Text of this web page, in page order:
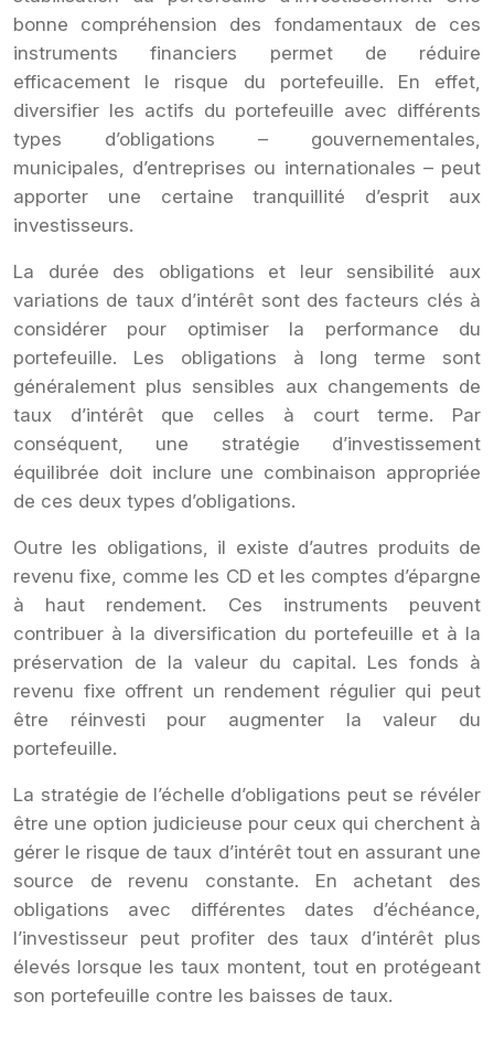
bonne compréhension des fondamentaux de ces
instruments financiers permet de réduire
efficacement le risque du portefeuille. En effet,
diversifier les actifs du portefeuille avec différents
types d’obligations – gouvernementales,
municipales, d’entreprises ou internationales – peut
apporter une certaine tranquillité d’esprit aux
investisseurs.
La durée des obligations et leur sensibilité aux
variations de taux d’intérêt sont des facteurs clés à
considérer pour optimiser la performance du
portefeuille. Les obligations à long terme sont
généralement plus sensibles aux changements de
taux d’intérêt que celles à court terme. Par
conséquent, une stratégie d’investissement
équilibrée doit inclure une combinaison appropriée
de ces deux types d’obligations.
Outre les obligations, il existe d’autres produits de
revenu fixe, comme les CD et les comptes d’épargne
à haut rendement. Ces instruments peuvent
contribuer à la diversification du portefeuille et à la
préservation de la valeur du capital. Les fonds à
revenu fixe offrent un rendement régulier qui peut
être réinvesti pour augmenter la valeur du
portefeuille.
La stratégie de l’échelle d’obligations peut se révéler
être une option judicieuse pour ceux qui cherchent à
gérer le risque de taux d’intérêt tout en assurant une
source de revenu constante. En achetant des
obligations avec différentes dates d’échéance,
l’investisseur peut profiter des taux d’intérêt plus
élevés lorsque les taux montent, tout en protégeant
son portefeuille contre les baisses de taux.